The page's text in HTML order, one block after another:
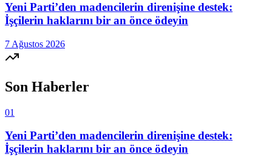
Yeni Parti’den madencilerin direnişine destek:
İşçilerin haklarını bir an önce ödeyin
7 Ağustos 2026
Son Haberler
01
Yeni Parti’den madencilerin direnişine destek:
İşçilerin haklarını bir an önce ödeyin